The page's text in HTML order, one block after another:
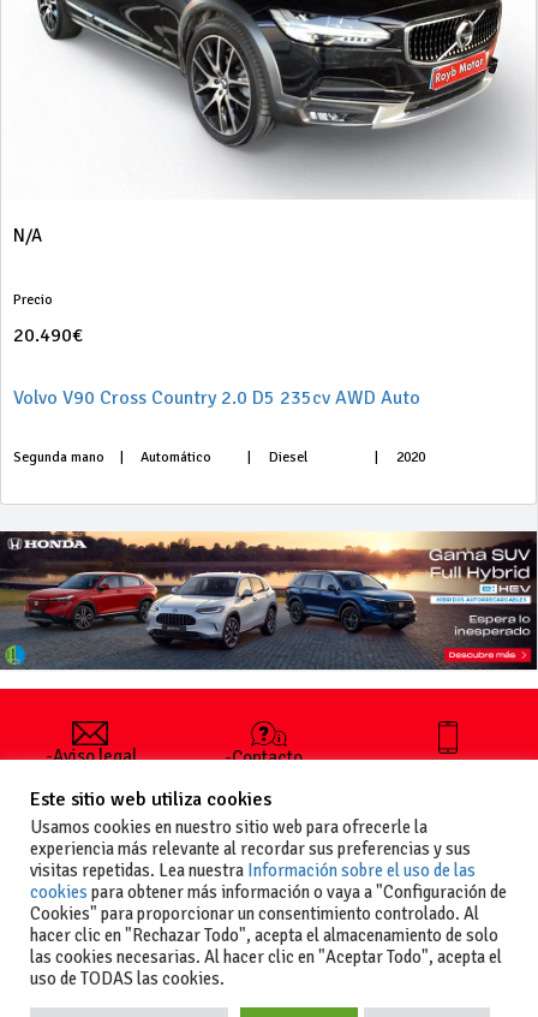
N/A
Precio
20.490€
Volvo V90 Cross Country 2.0 D5 235cv AWD Auto
Segunda mano Automático Diesel 2020
-Aviso legal
generales
de uso
-Política de
privacidad
-Política de
cookies
-Contacto
publicar un
anuncio
-Vende+
+34 627 35
Este sitio web utiliza cookies
Usamos cookies en nuestro sitio web para ofrecerle la
experiencia más relevante al recordar sus preferencias y sus
visitas repetidas. Lea nuestra Información sobre el uso de las
cookies para obtener más información o vaya a "Configuración de
Cookies" para proporcionar un consentimiento controlado. Al
hacer clic en "Rechazar Todo", acepta el almacenamiento de solo
las cookies necesarias. Al hacer clic en "Aceptar Todo", acepta el
uso de TODAS las cookies.